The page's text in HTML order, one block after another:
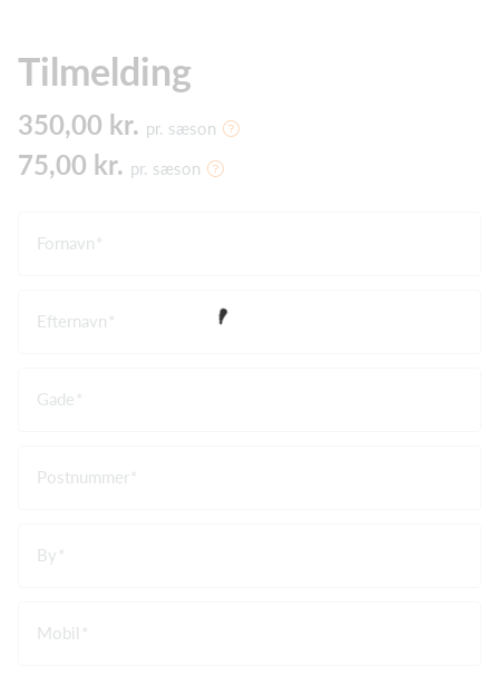
Tilmelding
350,00 kr. pr. sæson
75,00 kr. pr. sæson
Fornavn
Efternavn
Gade
Postnummer
By
Mobil